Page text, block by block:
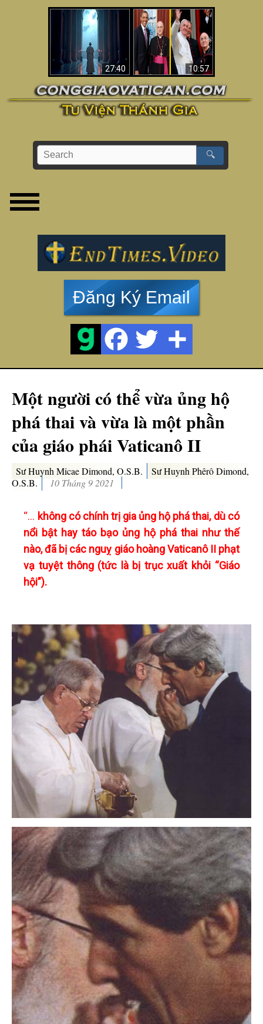
27:40
Về việc Phanxicô qua
đời, việc đánh mất
đức tin & bức tranh
lớn hơn
10:57
Viganò nói Phanxicô
là một “Giáo hoàng
không Công giáo”
(Phân tích)
🔍
Đăng Ký Email
Một người có thể vừa ủng hộ
phá thai và vừa là một phần
của giáo phái Vaticanô II
Sư Huynh Micae Dimond, O.S.B.
Sư Huynh Phêrô Dimond,
O.S.B.
10 Tháng 9 2021
“… không có chính trị gia ủng hộ phá thai, dù có
nổi bật hay táo bạo ủng hộ phá thai như thế
nào, đã bị các nguỵ giáo hoàng Vaticanô II phạt
vạ tuyệt thông (tức là bị trục xuất khỏi “Giáo
hội”).